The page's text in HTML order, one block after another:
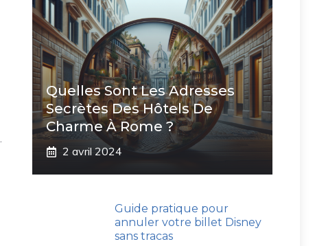
Quelles Sont Les Adresses
Secrètes Des Hôtels De
Charme À Rome ?
2 avril 2024
Guide pratique pour
annuler votre billet Disney
sans tracas